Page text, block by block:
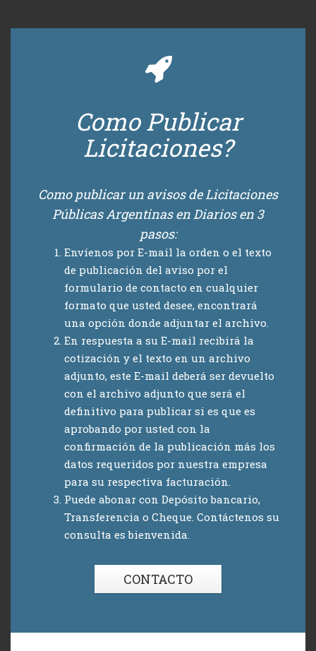
Como Publicar
Licitaciones?
Como publicar un avisos de Licitaciones
Públicas Argentinas en Diarios en 3
pasos:
Envíenos por E-mail la orden o el texto
de publicación del aviso por el
formulario de contacto en cualquier
formato que usted desee, encontrará
una opción donde adjuntar el archivo.
En respuesta a su E-mail recibirá la
cotización y el texto en un archivo
adjunto, este E-mail deberá ser devuelto
con el archivo adjunto que será el
definitivo para publicar si es que es
aprobando por usted con la
confirmación de la publicación más los
datos requeridos por nuestra empresa
para su respectiva facturación.
Puede abonar con Depósito bancario,
Transferencia o Cheque. Contáctenos su
consulta es bienvenida.
CONTACTO